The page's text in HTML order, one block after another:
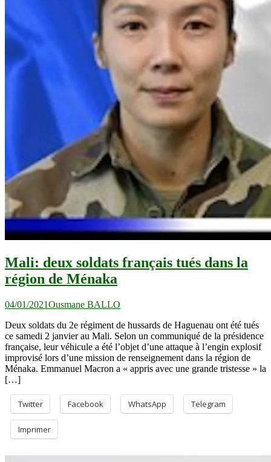
Mali: deux soldats français tués dans la
région de Ménaka
04/01/2021Ousmane BALLO
Deux soldats du 2e régiment de hussards de Haguenau ont été tués
ce samedi 2 janvier au Mali. Selon un communiqué de la présidence
française, leur véhicule a été l’objet d’une attaque à l’engin explosif
improvisé lors d’une mission de renseignement dans la région de
Ménaka. Emmanuel Macron a « appris avec une grande tristesse » la
[…]
Twitter Facebook WhatsApp Telegram
Imprimer